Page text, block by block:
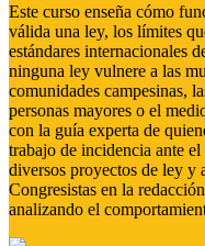
Este curso enseña cómo
válida una ley, los límites
estándares internacionales
ninguna ley vulnere a las
comunidades campesinas,
personas mayores o el
con la guía experta de
trabajo de incidencia ante
diversos proyectos de ley y
Congresistas en la
analizando el